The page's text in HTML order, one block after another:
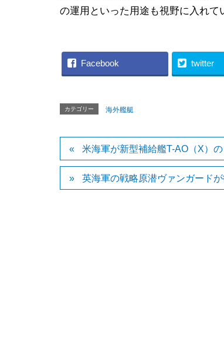
の運用といった用途も視野に入れて
Facebook twitter
カテゴリー 海外艦艇
米海軍が新型補給艦T-AO（X）
英海軍の戦略原潜ヴァンガード